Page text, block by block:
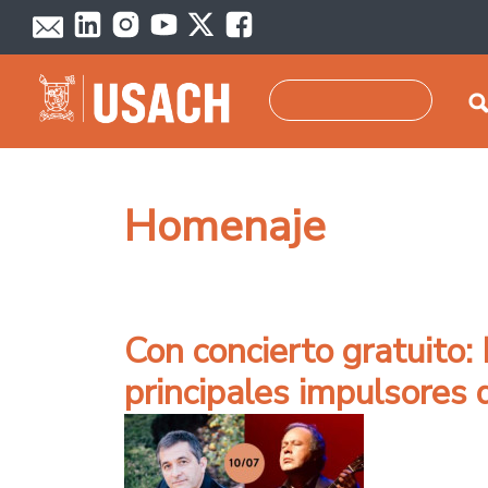
Pasar al contenido principal
Homenaje
Con concierto
principales impulsores